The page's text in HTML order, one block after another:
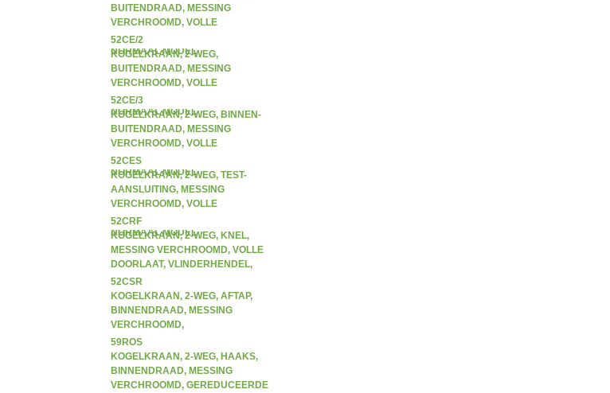
BUITENDRAAD, MESSING
VERCHROOMD, VOLLE
DOORLAAT, VLINDERHENDEL,
NORMAAL MODEL
52CE/2
KOGELKRAAN, 2-WEG,
BUITENDRAAD, MESSING
VERCHROOMD, VOLLE
DOORLAAT, VLINDERHENDEL,
NORMAAL MODEL
52CE/3
KOGELKRAAN, 2-WEG, BINNEN-
BUITENDRAAD, MESSING
VERCHROOMD, VOLLE
DOORLAAT, VLINDERHENDEL,
NORMAAL MODEL
52CES
KOGELKRAAN, 2-WEG, TEST-
AANSLUITING, MESSING
VERCHROOMD, VOLLE
DOORLAAT, VLINDERHENDEL,
NORMAAL MODEL
52CRF
KOGELKRAAN, 2-WEG, KNEL,
MESSING VERCHROOMD, VOLLE
DOORLAAT, VLINDERHENDEL,
ZWAAR MODEL
52CSR
KOGELKRAAN, 2-WEG, AFTAP,
BINNENDRAAD, MESSING
VERCHROOMD,
VLINDERHENDEL, ZWAAR MODEL
59ROS
KOGELKRAAN, 2-WEG, HAAKS,
BINNENDRAAD, MESSING
VERCHROOMD, GEREDUCEERDE